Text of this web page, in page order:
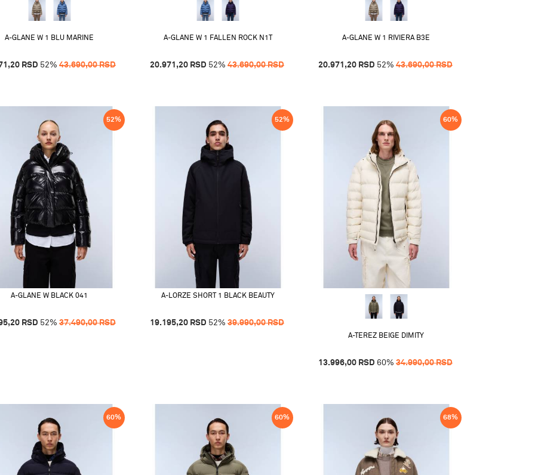
A-GLANE W 1 BLU MARINE
RSD 52% 43.690,00RSD
A-GLANE W 1 FALLEN ROCK N1T
20.971,20 RSD 52% 43.690,00RSD
A-GLANE W 1 RIVIERA B3E
20.971,20 RSD 52% 43.690,00RSD
52%
A-GLANE W BLACK 041
RSD 52% 37.490,00RSD
52%
A-LORZE SHORT 1 BLACK BEAUTY
19.195,20 RSD 52% 39.990,00RSD
60%
A-TEREZ BEIGE DIMITY
13.996,00 RSD 60% 34.990,00RSD
60% 60% 68%